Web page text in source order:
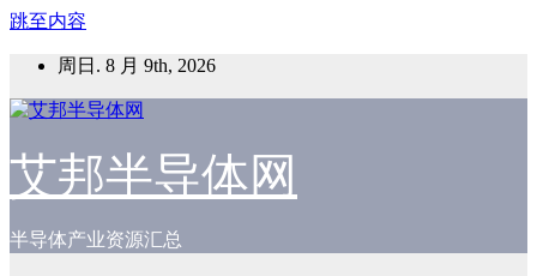
跳至内容
周日. 8 月 9th, 2026
艾邦半导体网
半导体产业资源汇总